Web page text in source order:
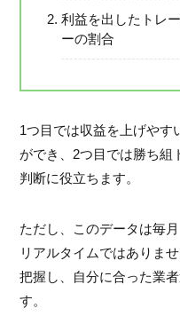
利益を出したトレ
ーの割合
1つ目では収益を上げやす
ができ、2つ目では勝ち組
判断に役立ちます。
ただし、このデータは毎
リアルタイムではありま
把握し、自分に合った業
す。